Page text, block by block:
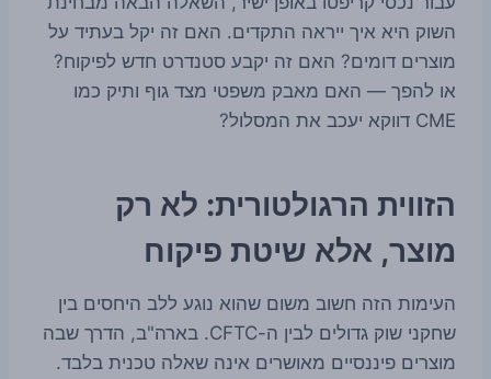
השוק היא איך ייראה התקדים. האם זה יקל בעתיד על
מוצרים דומים? האם זה יקבע סטנדרט חדש לפיקוח?
או להפך — האם מאבק משפטי מצד גוף ותיק כמו
CME דווקא יעכב את המסלול?
הזווית הרגולטורית: לא רק
מוצר, אלא שיטת פיקוח
העימות הזה חשוב משום שהוא נוגע ללב היחסים בין
שחקני שוק גדולים לבין ה-CFTC. בארה"ב, הדרך שבה
מוצרים פיננסיים מאושרים אינה שאלה טכנית בלבד.